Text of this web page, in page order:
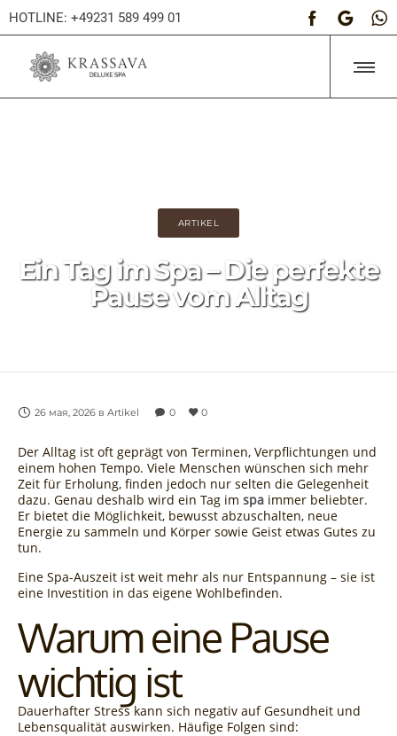
HOTLINE: +49231 589 499 01
ARTIKEL
Ein Tag im Spa – Die perfekte
Pause vom Alltag
26 мая, 2026 в Artikel 0 0
Der Alltag ist oft geprägt von Terminen, Verpflichtungen und
einem hohen Tempo. Viele Menschen wünschen sich mehr
Zeit für Erholung, finden jedoch nur selten die Gelegenheit
dazu. Genau deshalb wird ein Tag im spa immer beliebter.
Er bietet die Möglichkeit, bewusst abzuschalten, neue
Energie zu sammeln und Körper sowie Geist etwas Gutes zu
tun.
Eine Spa-Auszeit ist weit mehr als nur Entspannung – sie ist
eine Investition in das eigene Wohlbefinden.
Warum eine Pause
wichtig ist
Dauerhafter Stress kann sich negativ auf Gesundheit und
Lebensqualität auswirken. Häufige Folgen sind: